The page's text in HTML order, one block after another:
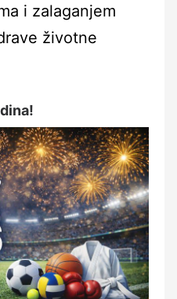
i zalaganjem
životne